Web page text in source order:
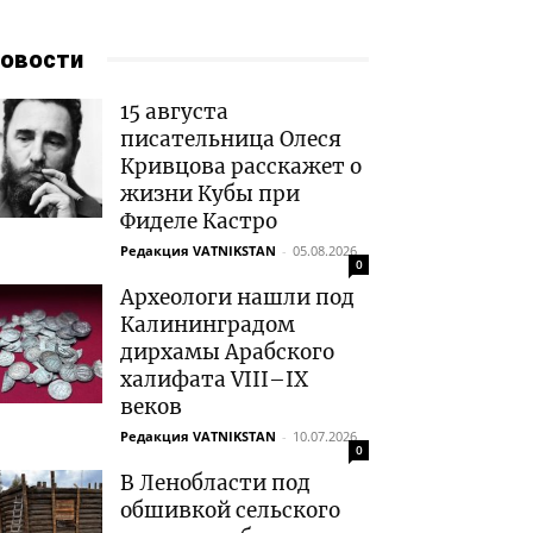
15 августа
писательница Олеся
Кривцова расскажет о
жизни Кубы при
Фиделе Кастро
Редакция VATNIKSTAN - 05.08.2026
0
Археологи нашли под
Калининградом
дирхамы Арабского
халифата VIII–IX
веков
Редакция VATNIKSTAN - 10.07.2026
0
В Ленобласти под
обшивкой сельского